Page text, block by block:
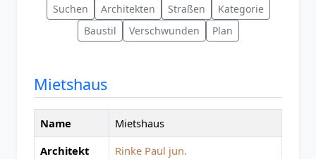
Suchen Architekten Straßen
Kategorie
Baustil
Verschwunden Plan
Mietshaus
Name
Mietshaus
Architekt
Rinke Paul jun.